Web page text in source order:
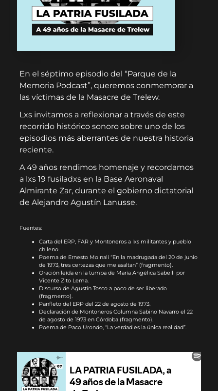
En el séptimo episodio del “Parque de la
Memoria Podcast”, queremos conmemorar a
las víctimas de la Masacre de Trelew.
Lxs invitamos a reflexionar a través de este
recorrido histórico sonoro sobre uno de los
episodios más aberrantes de nuestra historia
reciente.
A 49 años rendimos homenaje y recordamos
a lxs 19 fusiladxs en la Base Aeronaval
Almirante Zar, durante el gobierno dictatorial
de Alejandro Agustín Lanusse.
Fuentes:
Carta del ERP, FAR y Montoneros a lxs militantes y pueblo
chileno.
Poema de Ernesto Moinali “En la madrugada del 20 de junio
de 1973, tres certezas que me asaltan” (fragmento).
Oración leída en la tumba de María Angélica Sabelli por
Vicente Zito Lema.
Discurso de Agustín Tosco a poco de ser liberado
(fragmento).
Panfleto del ERP del 22 de agosto de 1973.
Declaración de Montoneros Columna Sabino Navarro el 22
de agosto de 1973 en Córdoba (fragmento).
Poema de Paco Urondo, “La verdad es la única realidad”.